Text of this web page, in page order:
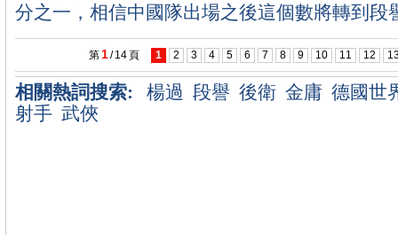
分之一，相信中國隊出場之後這個數將轉到段
第 1/ 14頁 1 2 3 4 5 6 7 8 9 10 11 12
相關熱詞搜索: 楊過 段譽 後衛 金庸 德國世
射手 武俠